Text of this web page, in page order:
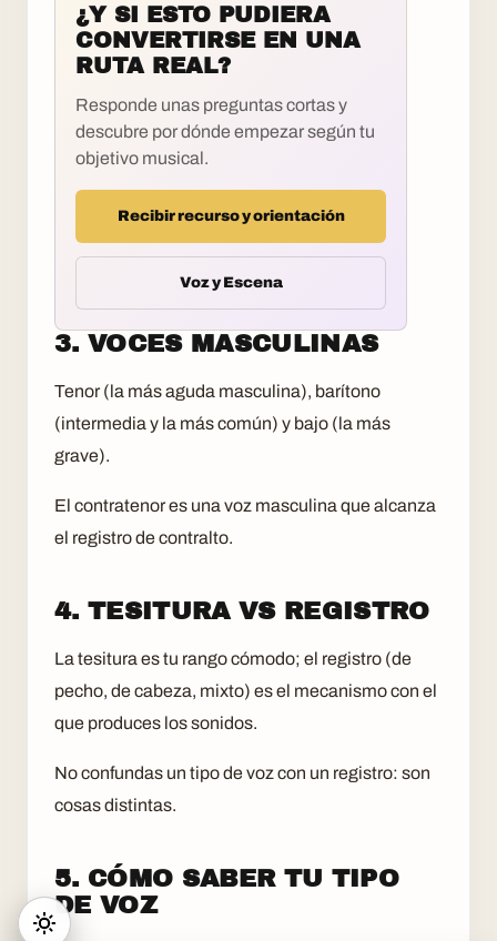
¿Y SI ESTO PUDIERA
CONVERTIRSE EN UNA
RUTA REAL?
Responde unas preguntas cortas y
descubre por dónde empezar según tu
objetivo musical.
Recibir recurso y orientación
Voz y Escena
3. VOCES MASCULINAS
Tenor (la más aguda masculina), barítono
(intermedia y la más común) y bajo (la más
grave).
El contratenor es una voz masculina que alcanza
el registro de contralto.
4. TESITURA VS REGISTRO
La tesitura es tu rango cómodo; el registro (de
pecho, de cabeza, mixto) es el mecanismo con el
que produces los sonidos.
No confundas un tipo de voz con un registro: son
cosas distintas.
5. CÓMO SABER TU TIPO
DE VOZ